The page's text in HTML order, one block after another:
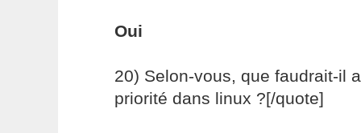
Oui
20) Selon-vous, que faudrait-il
priorité dans linux ?[/quote]